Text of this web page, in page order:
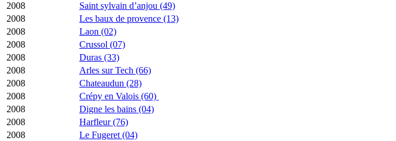
2008
Saint sylvain d’anjou (49)
2008
Les baux de provence (13)
2008
Laon (02)
2008
Crussol (07)
2008
Duras (33)
2008
Arles sur Tech (66)
2008
Chateaudun (28)
2008
Crépy en Valois (60)
2008
Digne les bains (04)
2008
Harfleur (76)
2008
Le Fugeret (04)